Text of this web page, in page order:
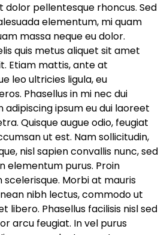
dolor pellentesque rhoncus. Sed
elementum, mi quam
massa neque eu dolor.
quis metus aliquet sit amet
Etiam mattis, ante at
leo ultricies ligula, eu
Phasellus in mi nec dui
adipiscing ipsum eu dui laoreet
Quisque augue odio, feugiat
ut est. Nam sollicitudin,
nisl sapien convallis nunc, sed
elementum purus. Proin
Morbi at mauris
nibh lectus, commodo ut
libero. Phasellus facilisis nisl sed
arcu feugiat. In vel purus